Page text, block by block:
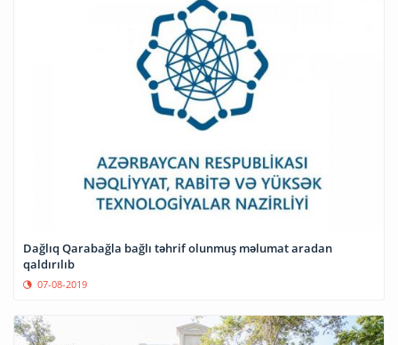
Dağlıq Qarabağla bağlı təhrif olunmuş məlumat aradan
qaldırılıb
07-08-2019